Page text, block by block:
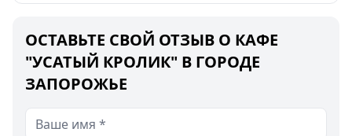
ОСТАВЬТЕ СВОЙ ОТЗЫВ О КАФЕ
"УСАТЫЙ КРОЛИК" В ГОРОДЕ
ЗАПОРОЖЬЕ